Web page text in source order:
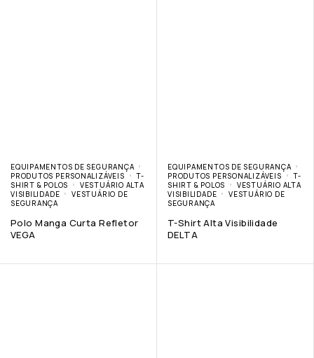
EQUIPAMENTOS DE SEGURANÇA
PRODUTOS PERSONALIZÁVEIS
T-
SHIRT & POLOS
VESTUÁRIO ALTA
VISIBILIDADE
VESTUÁRIO DE
SEGURANÇA
Polo Manga Curta Refletor
VEGA
EQUIPAMENTOS DE SEGURANÇA
PRODUTOS PERSONALIZÁVEIS
T-
SHIRT & POLOS
VESTUÁRIO ALTA
VISIBILIDADE
VESTUÁRIO DE
SEGURANÇA
T-Shirt Alta Visibilidade
DELTA